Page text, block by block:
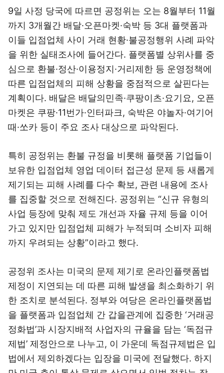
9일 사정 당국에 따르면 공정위는 오는 8월부터 11월
까지 3개월간 배달·오픈마켓·숙박 등 3대 플랫폼과
이들 입점업체 사이 거래 현황·불공정행위 사례 파악
을 위한 실태조사에 들어간다. 플랫폼별 상위사를 중
심으로 환불·정산·이용정지·거리제한 등 운영정책에
따른 입점업체의 피해 상황을 중점적으로 살핀다는
계획이다. 배달은 배달의민족·쿠팡이츠·요기요, 오픈
마켓은 쿠팡·11번가·인터파크, 숙박은 야놀자·여기어
때·쏘카 등이 주요 조사 대상으로 파악된다.
특히 공정위는 환불 규정을 비롯해 플랫폼 기업들이
보유한 입점업체 영업 데이터 접근성 문제 등 새롭게
제기되는 피해 사례를 다수 확보, 관련 내용에 조사
를 집중할 것으로 전해진다. 공정위는 “신규 유형의
사업 등장에 맞춰 제도 개선과 자율 규제 등을 이어
가고 있지만 입점업체 피해가 누적되며 소비자 피해
까지 우려되는 상황”이라고 했다.
공정위 조사는 미국의 문제 제기로 온라인플랫폼법
제정이 지연되는 데 따른 피해 발생을 최소화하기 위
한 조치로 분석된다. 정부와 여당은 온라인플랫폼법
을 플랫폼과 입점업체 간 갑을관계에 집중한 ‘거래공
정화법’과 시장지배적 사업자의 규율을 담는 ‘독점규
제법’ 제정안으로 나누고, 이 가운데 독점규제법은 입
법에서 제외하겠다는 입장을 미국에 전달했다. 하지